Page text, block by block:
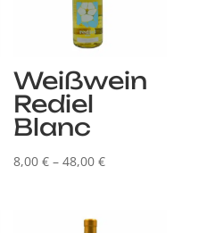
Weißwein
Rediel
Blanc
8,00€ –48,00€Preisspanne: